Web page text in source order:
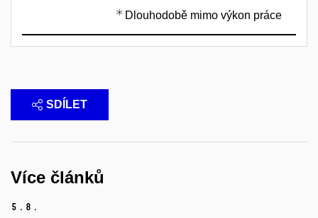
Dlouhodobě mimo výkon práce
SDÍLET
Více článků
5. 8.